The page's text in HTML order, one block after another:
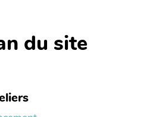
du site